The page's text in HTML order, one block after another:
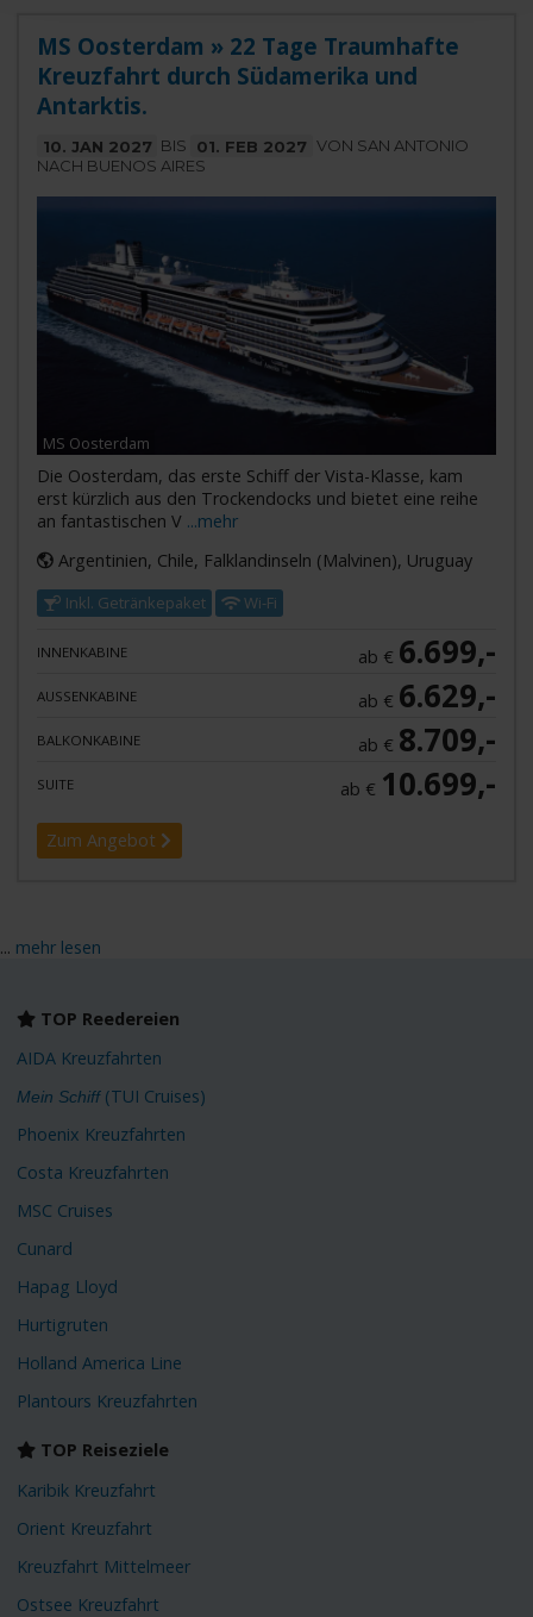
MS Oosterdam » 22 Tage Traumhafte
Kreuzfahrt durch Südamerika und
Antarktis.
10. JAN 2027 BIS 01. FEB 2027 VON SAN ANTONIO
NACH BUENOS AIRES
MS Oosterdam
Die Oosterdam, das erste Schiff der Vista-Klasse, kam
erst kürzlich aus den Trockendocks und bietet eine reihe
an fantastischen V ...mehr
Argentinien, Chile, Falklandinseln (Malvinen), Uruguay
Inkl. Getränkepaket Wi-Fi
INNENKABINE ab € 6.699,-
AUSSENKABINE ab € 6.629,-
BALKONKABINE ab € 8.709,-
SUITE ab € 10.699,-
Zum Angebot
... mehr lesen
TOP Reedereien
AIDA Kreuzfahrten
Mein Schiff(TUI Cruises)
Phoenix Kreuzfahrten
Costa Kreuzfahrten
MSC Cruises
Cunard
Hapag Lloyd
Hurtigruten
Holland America Line
Plantours Kreuzfahrten
TOP Reiseziele
Karibik Kreuzfahrt
Orient Kreuzfahrt
Kreuzfahrt Mittelmeer
Ostsee Kreuzfahrt